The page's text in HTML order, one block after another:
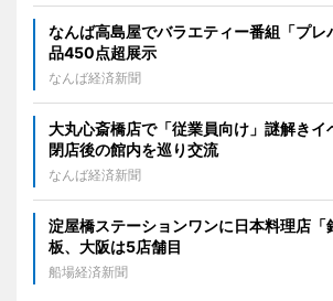
なんば高島屋でバラエティー番組「プ
品450点超展示
なんば経済新聞
大丸心斎橋店で「従業員向け」謎解き
閉店後の館内を巡り交流
なんば経済新聞
淀屋橋ステーションワンに日本料理店
板、大阪は5店舗目
船場経済新聞